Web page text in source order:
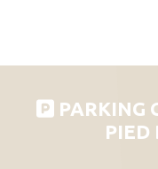
PARKING
PIED